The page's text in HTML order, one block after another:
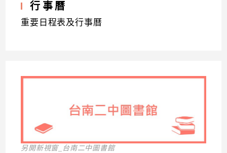
行事曆
重要日程表及行事曆
另開新視窗_台南二中圖書館